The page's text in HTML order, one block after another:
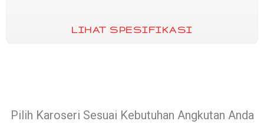
LIHAT SPESIFIKASI
Pilih Karoseri Sesuai Kebutuhan Angkutan Anda